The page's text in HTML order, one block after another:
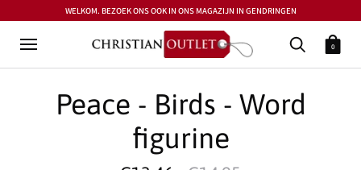
WELKOM. BEZOEK ONS OOK IN ONS MAGAZIJN IN GENDRINGEN
0
Peace - Birds - Word
figurine